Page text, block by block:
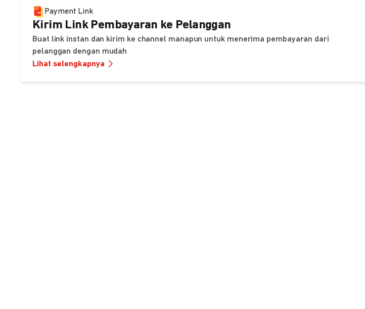
Payment Link
Kirim Link Pembayaran ke Pelanggan
Buat link instan dan kirim ke channel manapun untuk menerima pembayaran dari
pelanggan dengan mudah
Lihat selengkapnya